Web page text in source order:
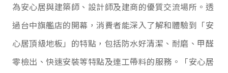
為安心居與建築師、設計師及建商的優質交流場所。透
過台中旗艦店的開幕，消費者能深入了解和體驗到「安
心居頂級地板」的特點，包括防水好清潔、耐磨、甲醛
零檢出、快速安裝等特點及連工帶料的服務。「安心居